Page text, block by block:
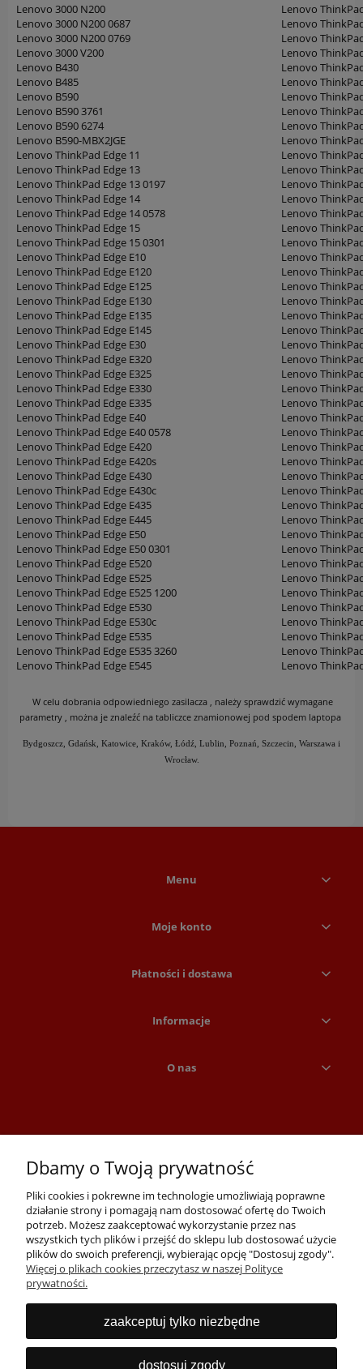
Lenovo 3000 N200
Lenovo 3000 N200 0687
Lenovo 3000 N200 0769
Lenovo 3000 V200
Lenovo B430
Lenovo B485
Lenovo B590
Lenovo B590 3761
Lenovo B590 6274
Lenovo B590-MBX2JGE
Lenovo ThinkPad Edge 11
Lenovo ThinkPad Edge 13
Lenovo ThinkPad Edge 13 0197
Lenovo ThinkPad Edge 14
Lenovo ThinkPad Edge 14 0578
Lenovo ThinkPad Edge 15
Lenovo ThinkPad Edge 15 0301
Lenovo ThinkPad Edge E10
Lenovo ThinkPad Edge E120
Lenovo ThinkPad Edge E125
Lenovo ThinkPad Edge E130
Lenovo ThinkPad Edge E135
Lenovo ThinkPad Edge E145
Lenovo ThinkPad Edge E30
Lenovo ThinkPad Edge E320
Lenovo ThinkPad Edge E325
Lenovo ThinkPad Edge E330
Lenovo ThinkPad Edge E335
Lenovo ThinkPad Edge E40
Lenovo ThinkPad Edge E40 0578
Lenovo ThinkPad Edge E420
Lenovo ThinkPad Edge E420s
Lenovo ThinkPad Edge E430
Lenovo ThinkPad Edge E430c
Lenovo ThinkPad Edge E435
Lenovo ThinkPad Edge E445
Lenovo ThinkPad Edge E50
Lenovo ThinkPad Edge E50 0301
Lenovo ThinkPad Edge E520
Lenovo ThinkPad Edge E525
Lenovo ThinkPad Edge E525 1200
Lenovo ThinkPad Edge E530
Lenovo ThinkPad Edge E530c
Lenovo ThinkPad Edge E535
Lenovo ThinkPad Edge E535 3260
Lenovo ThinkPad Edge E545
Lenovo
Lenovo
Lenovo
Lenovo
Lenovo
Lenovo
Lenovo
Lenovo
Lenovo
Lenovo
Lenovo
Lenovo
Lenovo
Lenovo
Lenovo
Lenovo
Lenovo
Lenovo
Lenovo
Lenovo
Lenovo
Lenovo
Lenovo
Lenovo
Lenovo
Lenovo
Lenovo
Lenovo
Lenovo
Lenovo
Lenovo
Lenovo
Lenovo
Lenovo
Lenovo
Lenovo
Lenovo
Lenovo
Lenovo
Lenovo
Lenovo
Lenovo
Lenovo
Lenovo
Lenovo
Lenovo
W celu dobrania odpowiedniego zasilacza , należy sprawdzić wymagane
parametry , można je znaleźć na tabliczce znamionowej pod spodem laptopa
Bydgoszcz, Gdańsk, Katowice, Kraków, Łódź, Lublin, Poznań, Szczecin, Warszawa i
Wrocław.
Menu
Moje konto
Płatności i dostawa
Informacje
O nas
Skontaktuj się z nami:
Tel:+48 71 723 74 50
E-mail:detal@pclider.pl
Komputery i laptopy poleasingowe Wrocław. Oferujemy laptopy,
Dbamy o Twoją prywatność
Pliki cookies i pokrewne im technologie umożliwiają poprawne
działanie strony i pomagają nam dostosować ofertę do Twoich
potrzeb. Możesz zaakceptować wykorzystanie przez nas
wszystkich tych plików i przejść do sklepu lub dostosować użycie
plików do swoich preferencji, wybierając opcję "Dostosuj zgody".
Więcej o plikach cookies przeczytasz w naszej Polityce
prywatności.
zaakceptuj tylko niezbędne
dostosuj zgody